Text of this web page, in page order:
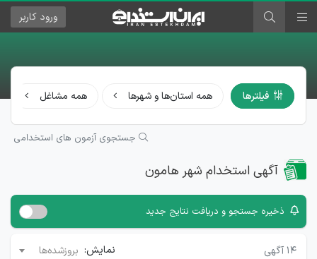
ورود کاربر
فیلترها همه استان‌ها و شهرها همه مشاغل
جستجوی آزمون های استخدامی
آگهی استخدام شهر هامون
ذخیره جستجو و دریافت نتایج جدید
۱۴ آگهی نمایش: بروزشده‌ها